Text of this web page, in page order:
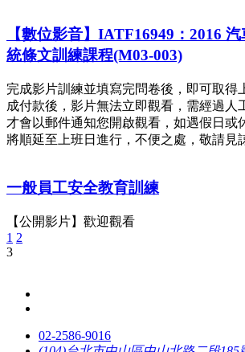
【數位影音】IATF16949：2016
統條文訓練課程(M03-003)
完成影片訓練並填寫完問卷後，即可取得
成付款後，影片無法立即觀看，需經過人
才會以郵件通知您開啟觀看，如遇假日或
將順延至上班日進行，不便之處，敬請見
一般員工安全教育訓練
【公開影片】歡迎觀看
1 2
3
02-2586-9016